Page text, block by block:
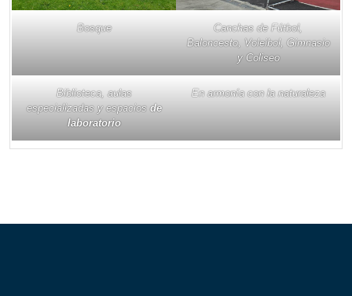
Bosque
Canchas de Fútbol,
Baloncesto, Voleibol, Gimnasio
y Coliseo
En armonía con la naturaleza